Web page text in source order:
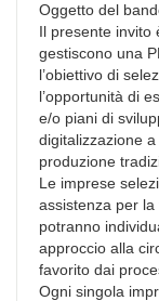
Oggetto del
Il presente invito
gestiscono una
l’obiettivo di
l’opportunità di
e/o piani di
digitalizzazione
produzione
Le imprese
assistenza per
potranno
approccio alla
favorito dai
Ogni singola